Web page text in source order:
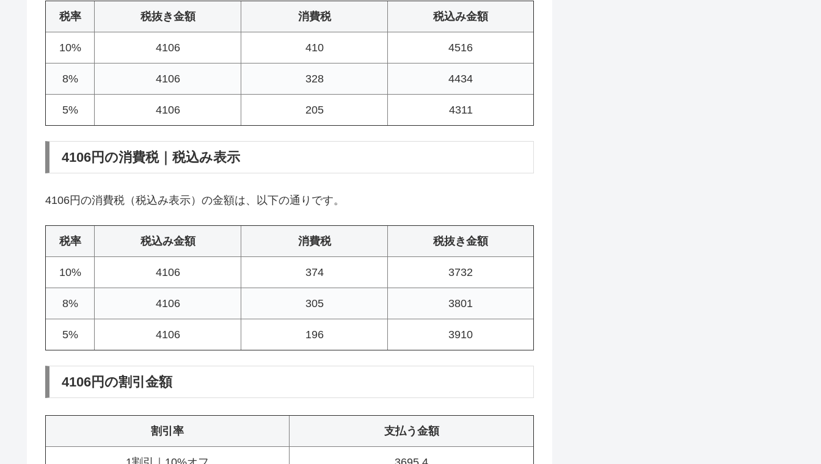
税率 税抜き金額 消費税 税込み金額
10% 4106 410 4516
8% 4106 328 4434
5% 4106 205 4311
4106円の消費税｜税込み表示
4106円の消費税（税込み表示）の金額は、以下の通りです。
税率 税込み金額 消費税 税抜き金額
10% 4106 374 3732
8% 4106 305 3801
5% 4106 196 3910
4106円の割引金額
割引率 支払う金額